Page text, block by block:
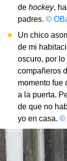
de hockey,
padres. ©
Un chico
de mi
oscuro, por
compañeros
momento fue
a la puerta.
de que no
yo en casa. ©